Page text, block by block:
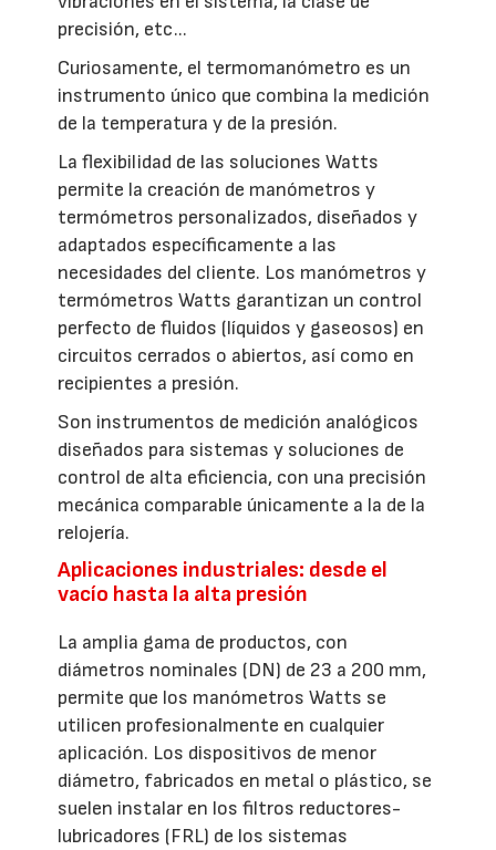
precisión, etc...
Curiosamente, el termomanómetro es un
instrumento único que combina la medición
de la temperatura y de la presión.
La flexibilidad de las soluciones Watts
permite la creación de manómetros y
termómetros personalizados, diseñados y
adaptados específicamente a las
necesidades del cliente. Los manómetros y
termómetros Watts garantizan un control
perfecto de fluidos (líquidos y gaseosos) en
circuitos cerrados o abiertos, así como en
recipientes a presión.
Son instrumentos de medición analógicos
diseñados para sistemas y soluciones de
control de alta eficiencia, con una precisión
mecánica comparable únicamente a la de la
relojería.
Aplicaciones industriales: desde el
vacío hasta la alta presión
La amplia gama de productos, con
diámetros nominales (DN) de 23 a 200 mm,
permite que los manómetros Watts se
utilicen profesionalmente en cualquier
aplicación. Los dispositivos de menor
diámetro, fabricados en metal o plástico, se
suelen instalar en los filtros reductores-
lubricadores (FRL) de los sistemas